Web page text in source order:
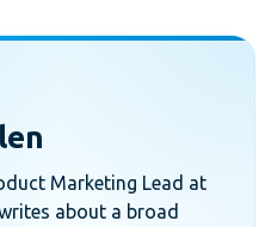
Marketing Lead at
about a broad